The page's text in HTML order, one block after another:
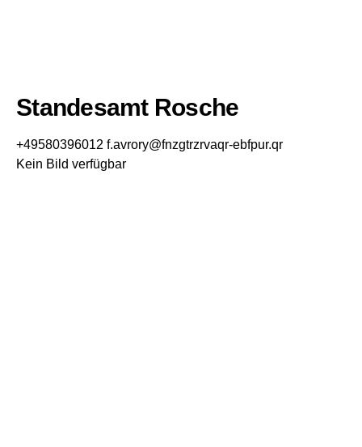
Standesamt Rosche
+49580396012 f.avrory@fnzgtrzrvaqr-ebfpur.qr
Kein Bild verfügbar